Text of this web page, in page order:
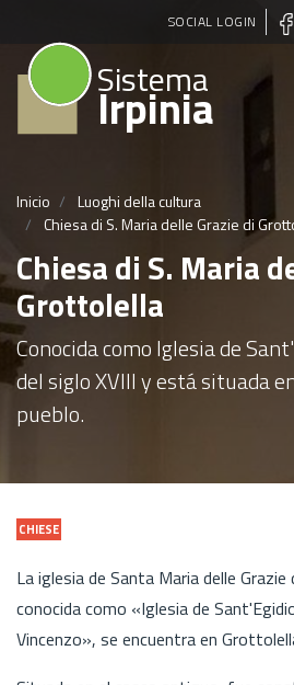
Pasar
principal
SOCIAL LOGIN
Sistema
Irpinia
Inicio
Luoghi della cultura
Chiesa di S. Maria delle Grazie di
Chiesa di S. Maria
Grottolella
Conocida como Iglesia de
del siglo XVIII y está situada
pueblo.
CHIESE
La iglesia de Santa Maria delle
conocida como «Iglesia de
Vincenzo», se encuentra en